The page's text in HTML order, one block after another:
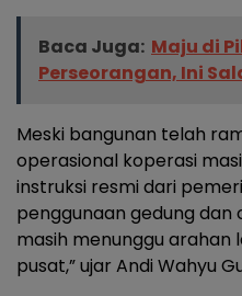
Baca Juga: Maju di
Perseorangan, Ini
Meski bangunan telah
operasional koperasi
instruksi resmi dari
penggunaan gedung dan
masih menunggu
pusat,” ujar Andi Wahyu